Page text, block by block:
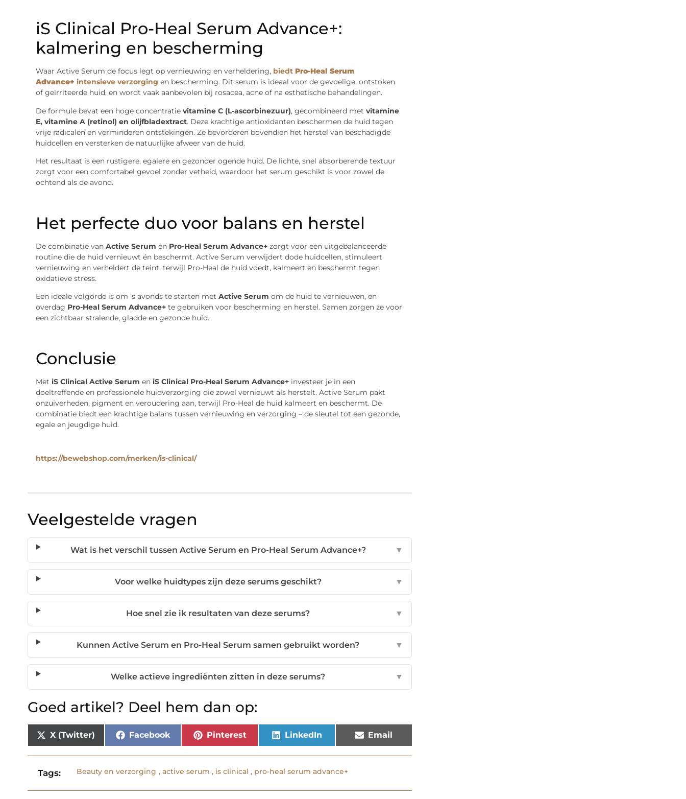
iS Clinical Pro-Heal Serum Advance+:
kalmering en bescherming
Waar Active Serum de focus legt op vernieuwing en verheldering, biedt Pro-Heal Serum
Advance+ intensieve verzorging en bescherming. Dit serum is ideaal voor de gevoelige, ontstoken
of geïrriteerde huid, en wordt vaak aanbevolen bij rosacea, acne of na esthetische behandelingen.
De formule bevat een hoge concentratie vitamine C (L-ascorbinezuur), gecombineerd met vitamine
E, vitamine A (retinol) en olijfbladextract. Deze krachtige antioxidanten beschermen de huid tegen
vrije radicalen en verminderen ontstekingen. Ze bevorderen bovendien het herstel van beschadigde
huidcellen en versterken de natuurlijke afweer van de huid.
Het resultaat is een rustigere, egalere en gezonder ogende huid. De lichte, snel absorberende textuur
zorgt voor een comfortabel gevoel zonder vetheid, waardoor het serum geschikt is voor zowel de
ochtend als de avond.
Het perfecte duo voor balans en herstel
De combinatie van Active Serum en Pro-Heal Serum Advance+zorgt voor een uitgebalanceerde
routine die de huid vernieuwt én beschermt. Active Serum verwijdert dode huidcellen, stimuleert
vernieuwing en verheldert de teint, terwijl Pro-Heal de huid voedt, kalmeert en beschermt tegen
oxidatieve stress.
Een ideale volgorde is om ’s avonds te starten met Active Serum om de huid te vernieuwen, en
overdag Pro-Heal Serum Advance+te gebruiken voor bescherming en herstel. Samen zorgen ze voor
een zichtbaar stralende, gladde en gezonde huid.
Conclusie
Met iS Clinical Active Serum en iS Clinical Pro-Heal Serum Advance+investeer je in een
doeltreffende en professionele huidverzorging die zowel vernieuwt als herstelt. Active Serum pakt
onzuiverheden, pigment en veroudering aan, terwijl Pro-Heal de huid kalmeert en beschermt. De
combinatie biedt een krachtige balans tussen vernieuwing en verzorging – de sleutel tot een gezonde,
egale en jeugdige huid.
https://bewebshop.com/merken/is-clinical/
Veelgestelde vragen
Wat is het verschil tussen Active Serum en Pro-Heal Serum Advance+? ▼
Voor welke huidtypes zijn deze serums geschikt? ▼
Hoe snel zie ik resultaten van deze serums? ▼
Kunnen Active Serum en Pro-Heal Serum samen gebruikt worden? ▼
Welke actieve ingrediënten zitten in deze serums? ▼
Goed artikel? Deel hem dan op:
X (Twitter) Facebook Pinterest LinkedIn Email
Tags: Beauty en verzorging ,active serum , is clinical , pro-heal serum advance+